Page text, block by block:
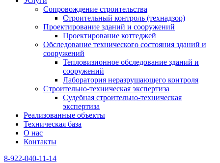
Сопровождение строительства
Строительный контроль (технадзор)
Проектирование зданий и сооружений
Проектирование коттеджей
Обследование технического состояния зданий и
сооружений
Тепловизионное обследование зданий и
сооружений
Лаборатория неразрушающего контроля
Строительно-техническая экспертиза
Судебная строительно-техническая
экспертиза
Реализованные объекты
Техническая база
О нас
Контакты
8-922-040-11-14